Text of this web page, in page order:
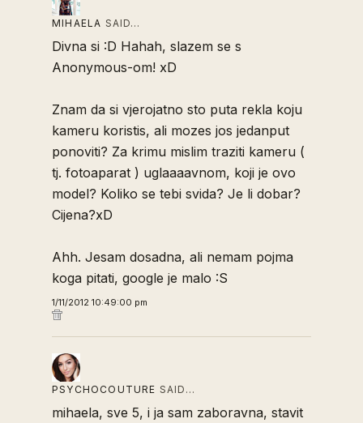
MIHAELA SAID…
Divna si :D Hahah, slazem se s
Anonymous-om! xD
Znam da si vjerojatno sto puta rekla koju
kameru koristis, ali mozes jos jedanput
ponoviti? Za krimu mislim traziti kameru (
tj. fotoaparat ) uglaaaavnom, koji je ovo
model? Koliko se tebi svida? Je li dobar?
Cijena?xD
Ahh. Jesam dosadna, ali nemam pojma
koga pitati, google je malo :S
1/11/2012 10:49:00 pm
PSYCHOCOUTURE SAID…
mihaela, sve 5, i ja sam zaboravna, stavit